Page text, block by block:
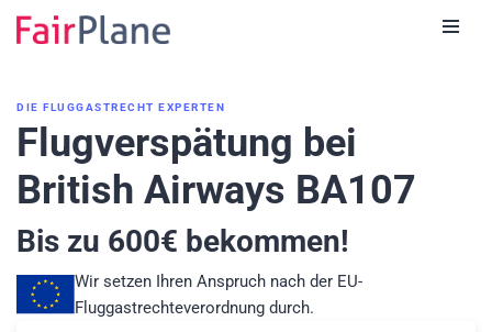
DIE FLUGGASTRECHT EXPERTEN
Flugverspätung bei
British Airways BA107
Bis zu 600€ bekommen!
Wir setzen Ihren Anspruch nach der EU-
Fluggastrechteverordnung durch.